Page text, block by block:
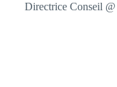
Directrice Conseil